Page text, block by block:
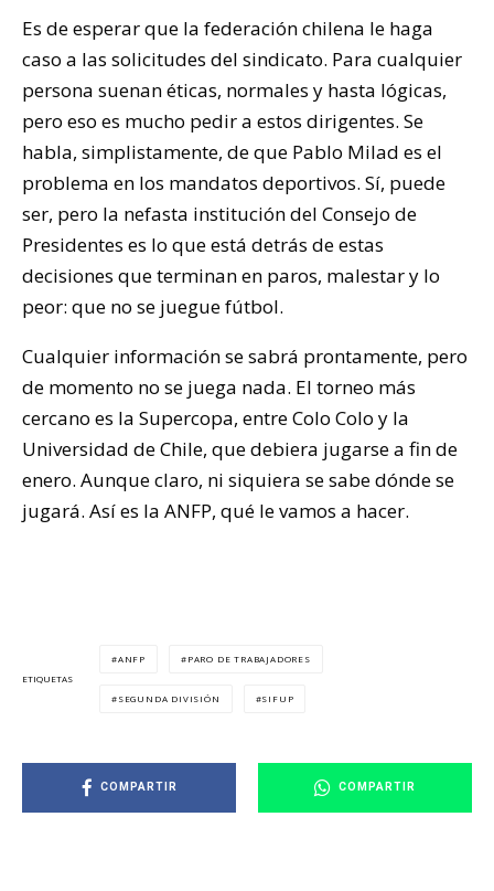
Es de esperar que la federación chilena le haga
caso a las solicitudes del sindicato. Para cualquier
persona suenan éticas, normales y hasta lógicas,
pero eso es mucho pedir a estos dirigentes. Se
habla, simplistamente, de que Pablo Milad es el
problema en los mandatos deportivos. Sí, puede
ser, pero la nefasta institución del Consejo de
Presidentes es lo que está detrás de estas
decisiones que terminan en paros, malestar y lo
peor: que no se juegue fútbol.
Cualquier información se sabrá prontamente, pero
de momento no se juega nada. El torneo más
cercano es la Supercopa, entre Colo Colo y la
Universidad de Chile, que debiera jugarse a fin de
enero. Aunque claro, ni siquiera se sabe dónde se
jugará. Así es la ANFP, qué le vamos a hacer.
ETIQUETAS
ANFP PARO DE TRABAJADORES
SEGUNDA DIVISIÓN SIFUP
COMPARTIR COMPARTIR